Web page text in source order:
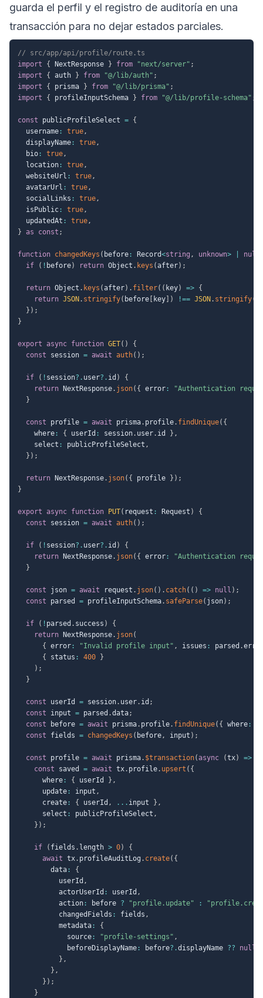
guarda el perfil y el registro de auditoría en una
transacción para no dejar estados parciales.
// src/app/api/profile/route.ts
import
{ NextResponse } from "next/server" ;
import
{ auth } from "@/lib/auth" ;
import
{ prisma } from "@/lib/prisma" ;
import
{ profileInputSchema } from "@/lib/profile-schema" ;
const publicProfileSelect = {
  username
: true,
  displayName
: true,
  bio
: true,
  location
: true,
  websiteUrl
: true,
  avatarUrl
: true,
  socialLinks
: true,
  isPublic
: true,
  updatedAt
: true,
}
as const ;
function changedKeys ( before : Record<string , unknown> null
if
( ! before) return Object . keys (after) ;
return Object . keys (after) . filter( ( key) => {
return JSON . stringify( before key ) !== JSON . stringify(
} ) ;
}
export async function GET( )
{
const session = await auth( ) ;
if ( ! session?. user?. id )
{
return NextResponse. json( { error :
"Authentication
}
const profile = await prisma. profile. findUnique( {
    where
: { userId : session. user. id } ,
    select
: publicProfileSelect ,
} ) ;
return NextResponse. json( { profile } ) ;
}
export async function PUT( request : Request )
{
const session = await auth( ) ;
if ( ! session?. user?. id )
{
return NextResponse. json( { error :
"Authentication
}
const json = await request . json( ) . catch( ( ) => null ) ;
const parsed = profileInputSchema. safeParse( json) ;
if ( ! parsed . success )
{
return NextResponse. json(
{
error : "Invalid profile input" , issues : parsed .
{
status : 400
}
) ;
}
const userId = session. user. id ;
const input = parsed .data;
const before = await prisma. profile. findUnique( { where :
const fields = changedKeys ( before, input ) ;
const profile = await prisma. $transaction( async (tx) =>
const saved = await tx. profile. upsert ( {
      where
: { userId } ,
      update
: input ,
      create
: { userId , ... input } ,
      select
: publicProfileSelect ,
} ) ;
if ( fields . length > 0)
{
await tx. profileAuditLog . create( {
        data
:
{
          userId
,
          actorUserId
: userId ,
          action
: before ? "profile.update" :
          changedFields
: fields ,
          metadata
:
{
            source
: "profile-settings" ,
            beforeDisplayName
: before?.displayName ?? null
} ,
} ,
} ) ;
}